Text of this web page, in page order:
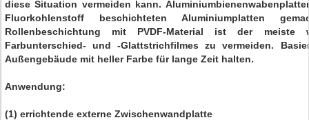
diese Situation vermeiden kann.
Fluorkohlenstoff beschichteten Aluminiumplatten
Rollenbeschichtung mit PVDF-Material ist der meiste
Farbunterschied- und -Glattstrichfilmes zu vermeiden.
Außengebäude mit heller Farbe für lange Zeit halten.
Anwendung:
(1) errichtende externe Zwischenwandplatte